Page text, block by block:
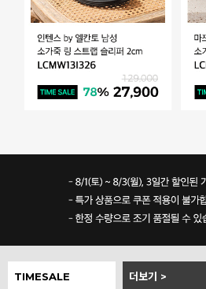
TIMESALE